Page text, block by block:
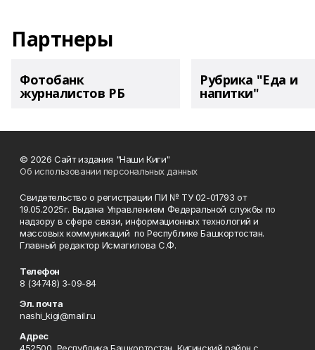
Партнеры
Фотобанк
журналистов РБ
Рубрика "Еда и
напитки"
© 2026 Сайт издания "Наши Киги"
Об использовании персональных данных
Свидетельство о регистрации ПИ № ТУ 02-01793 от
19.05.2025г. Выдана Управлением Федеральной службы по
надзору в сфере связи, информационных технологий и
массовых коммуникаций по Республике Башкортостан.
Главный редактор Исмагилова С.Ф.
Телефон
8 (34748) 3-09-84
Эл. почта
nashi_kigi@mail.ru
Адрес